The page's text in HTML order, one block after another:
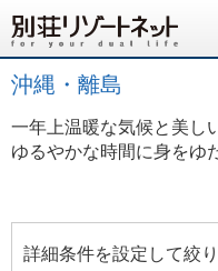
沖縄・離島
一年上温暖な気候と美し
ゆるやかな時間に身をゆ
詳細条件を設定して絞